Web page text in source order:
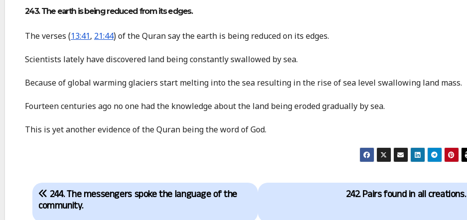
243. The earth is being reduced from its edges.
The verses (13:41, 21:44) of the Quran say the earth is being reduced on its edges.
Scientists lately have discovered land being constantly swallowed by sea.
Because of global warming glaciers start melting into the sea resulting in the rise of sea level swallowing land mass.
Fourteen centuries ago no one had the knowledge about the land being eroded gradually by sea.
This is yet another evidence of the Quran being the word of God.
Post
navigation
242. Pairs found in all creations.
244. The messengers spoke the language of the
community.